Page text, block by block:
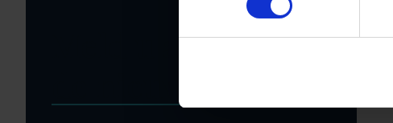
Meld u aan voor